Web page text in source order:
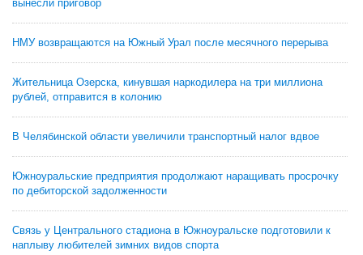
вынесли приговор
НМУ возвращаются на Южный Урал после месячного перерыва
Жительница Озерска, кинувшая наркодилера на три миллиона
рублей, отправится в колонию
В Челябинской области увеличили транспортный налог вдвое
Южноуральские предприятия продолжают наращивать просрочку
по дебиторской задолженности
Связь у Центрального стадиона в Южноуральске подготовили к
наплыву любителей зимних видов спорта